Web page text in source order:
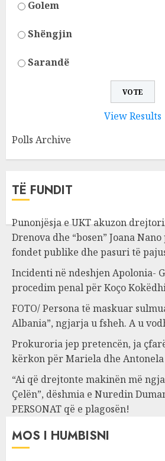
Golem
Shëngjin
Sarandë
View Results
Polls Archive
TË FUNDIT
Punonjësja e UKT akuzon
Drenova dhe “bosen” Joana
fondet publike dhe pasuri të
Incidenti në ndeshjen Apolonia-
procedim penal për Koço
FOTO/ Persona të maskuar
Albania”, ngjarja u fsheh. A u
Prokuroria jep pretencën, ja
kërkon për Mariela dhe
“Ai që drejtonte makinën më
Çelën”, dëshmia e Nuredin
PERSONAT që e plagosën!
MOS I HUMBISNI